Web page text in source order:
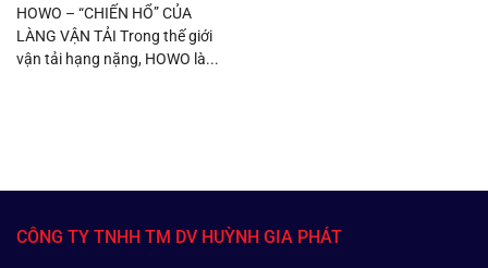
HOWO – “CHIẾN HỔ” CỦA
LÀNG VẬN TẢI Trong thế giới
vận tải hạng nặng, HOWO là...
CÔNG TY TNHH TM DV HUỲNH GIA PHÁT